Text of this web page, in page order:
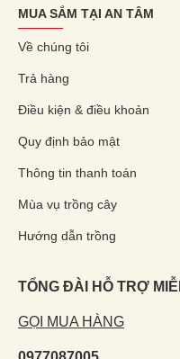
MUA SẮM TẠI AN TÂM
Về chúng tôi
Trả hàng
Điều kiện & điều khoản
Quy định bảo mật
Thông tin thanh toán
Mùa vụ trồng cây
Hướng dẫn trồng
TỔNG ĐÀI HỖ TRỢ
GỌI MUA HÀNG